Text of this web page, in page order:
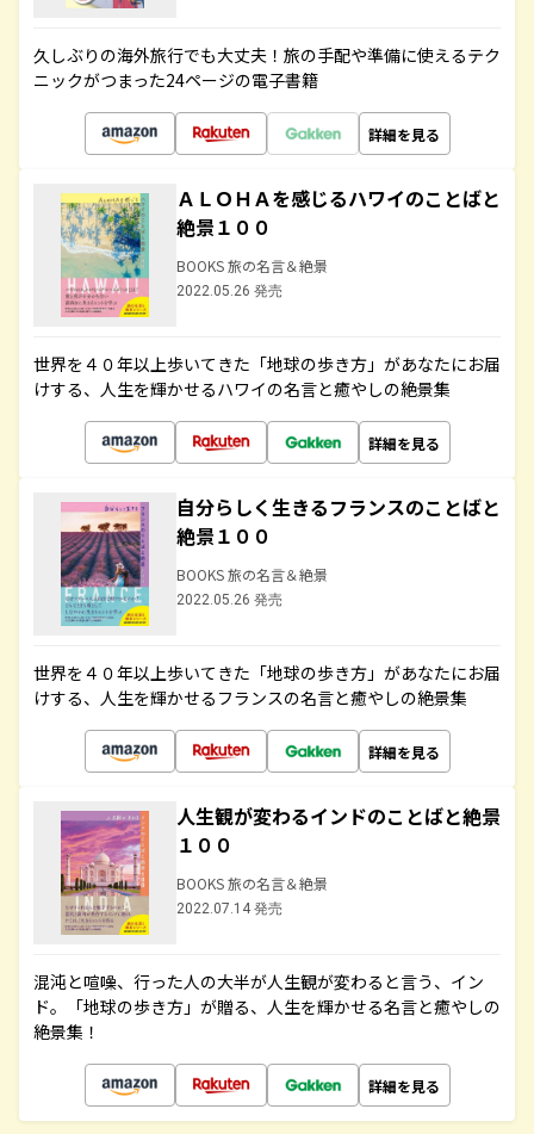
久しぶりの海外旅行でも大丈夫！旅の手配や準備に使えるテク
ニックがつまった24ページの電子書籍
詳細を見る
ＡＬＯＨＡを感じるハワイのことばと
絶景１００
BOOKS 旅の名言＆絶景
2022.05.26 発売
世界を４０年以上歩いてきた「地球の歩き方」があなたにお届
けする、人生を輝かせるハワイの名言と癒やしの絶景集
詳細を見る
自分らしく生きるフランスのことばと
絶景１００
BOOKS 旅の名言＆絶景
2022.05.26 発売
世界を４０年以上歩いてきた「地球の歩き方」があなたにお届
けする、人生を輝かせるフランスの名言と癒やしの絶景集
詳細を見る
人生観が変わるインドのことばと絶景
１００
BOOKS 旅の名言＆絶景
2022.07.14 発売
混沌と喧噪、行った人の大半が人生観が変わると言う、イン
ド。「地球の歩き方」が贈る、人生を輝かせる名言と癒やしの
絶景集！
詳細を見る